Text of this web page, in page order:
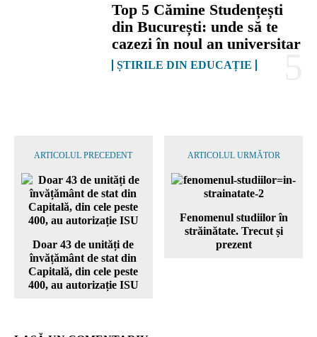
Top 5 Cămine Studențești
din București: unde să te
cazezi în noul an universitar
ȘTIRILE DIN EDUCAȚIE
ARTICOLUL PRECEDENT
Doar 43 de unități de
învățământ de stat din
Capitală, din cele peste
400, au autorizație ISU
ARTICOLUL URMĂTOR
Fenomenul studiilor în
străinătate. Trecut și
prezent